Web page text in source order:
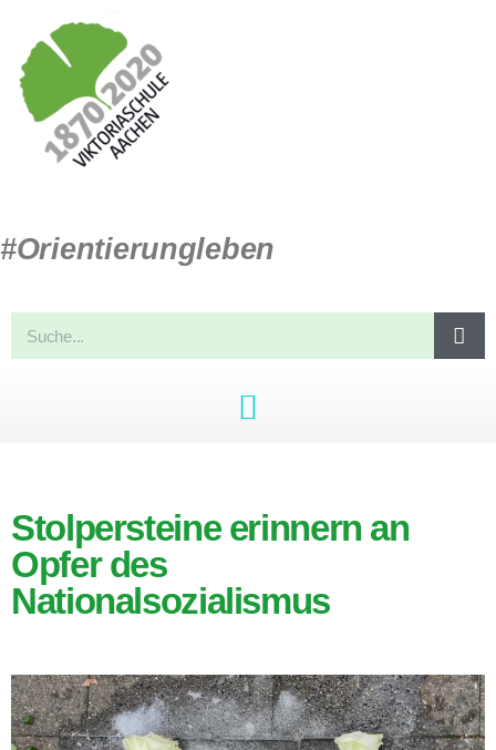
#Orientierungleben
Stolpersteine erinnern an
Opfer des
Nationalsozialismus